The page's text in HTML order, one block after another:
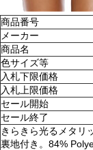
商品番号
メーカー
商品名
色サイズ等
入札下限価格
入札上限価格
セール開始
セール終了
きらきら光るメタリ
裏地付き。84%